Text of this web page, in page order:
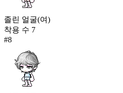
졸린 얼굴(여)
착용 수 7
#8